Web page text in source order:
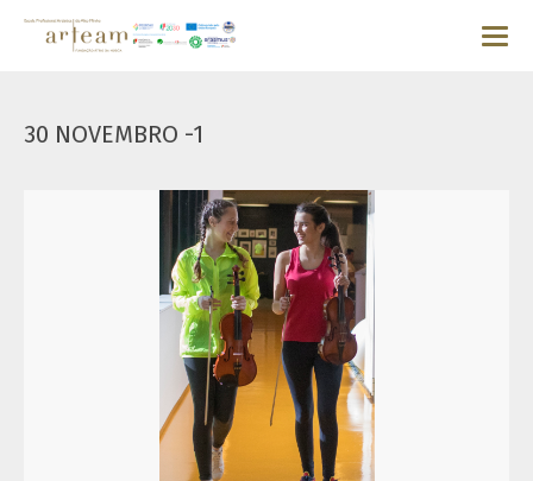
30 NOVEMBRO -1